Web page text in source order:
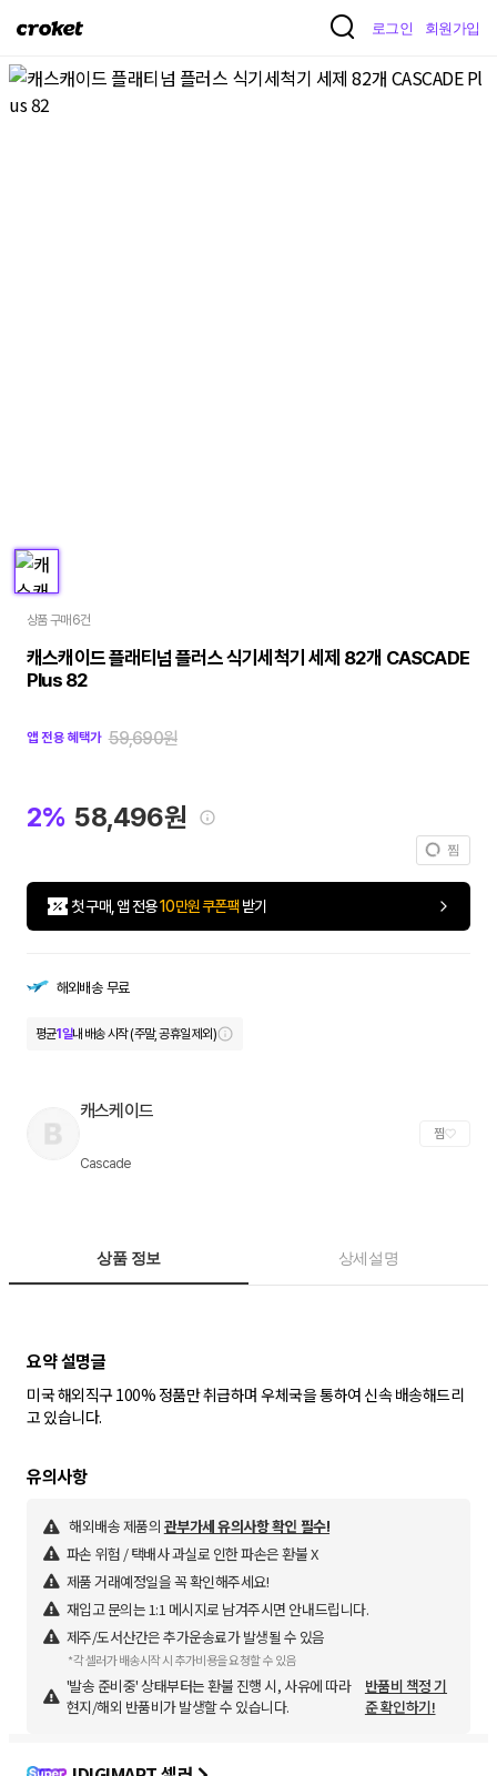
크
켓
로그인 회원가입
상품 구매 6건
캐스캐이드 플래티넘 플러스 식기세척기 세제 82개 CASCADE
Plus 82
앱 전용 혜택가 59,690원
2% 58,496원
찜
첫 구매, 앱 전용10만원 쿠폰팩 받기
해외배송 무료
평균1일내 배송 시작 (주말, 공휴일 제외)
캐스케이드
Cascade
찜
상품 정보 상세설명
미국 해외직구 100% 정품만 취급하며 우체국을 통하여 신속 배송해드리
고 있습니다.
유의사항
해외배송 제품의 관부가세 유의사항 확인 필수!
파손 위험 / 택배사 과실로 인한 파손은 환불 X
제품 거래예정일을 꼭 확인해주세요!
재입고 문의는 1:1 메시지로 남겨주시면 안내드립니다.
제주/도서산간은 추가운송료가 발생될 수 있음
*각 셀러가 배송시작 시 추가비용을 요청할 수 있음
'발송 준비중' 상태부터는 환불 진행 시, 사유에 따라
현지/해외 반품비가 발생할 수 있습니다.
반품비 책정 기
준 확인하기!